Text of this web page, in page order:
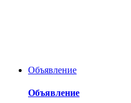
Объявление
Объявление